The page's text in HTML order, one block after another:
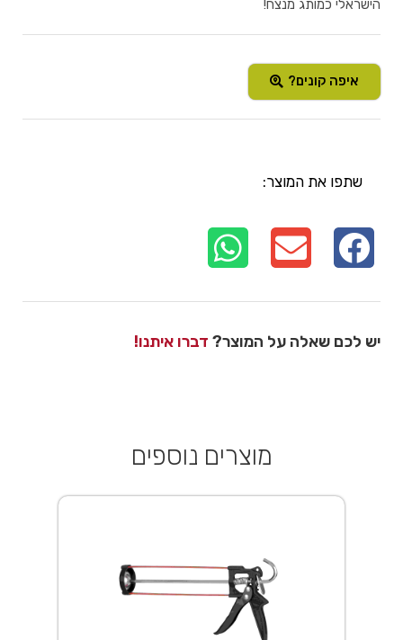
הישראלי כמותג מנצח!
איפה קונים?
שתפו את המוצר:
יש לכם שאלה על המוצר? דברו איתנו!
מוצרים נוספים